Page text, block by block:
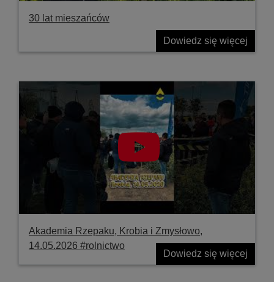
30 lat mieszańców
Dowiedz się więcej
Akademia Rzepaku, Krobia i Zmysłowo,
14.05.2026 #rolnictwo
Dowiedz się więcej